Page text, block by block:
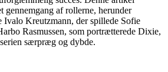
gennemgang af rollerne, herunder
Ivalo Kreutzmann, der spillede Sofie
Rasmussen, som portrætterede Dixie,
særpræg og dybde.